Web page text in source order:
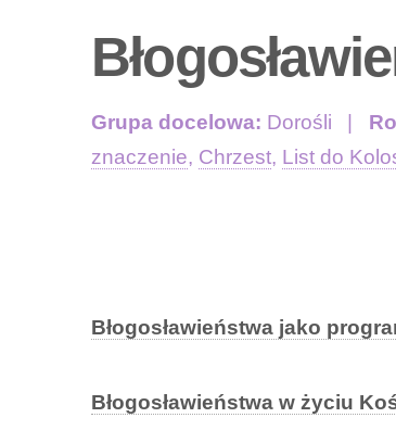
Grupa docelowa: Dorośli
znaczenie, Chrzest, List do
Błogosławieństwa jako
Błogosławieństwa w życiu